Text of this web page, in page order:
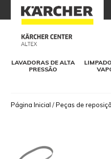
LAVADORAS DE ALTA
PRESSÃO
Detergentes
Linha a bateria
Kärcher para o lar
Página Inicial /Peças de